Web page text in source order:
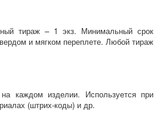
тираж – 1 экз. Минимальный срок
и мягком переплете. Любой тираж
каждом изделии. Используется при
(штрих-коды) и др.